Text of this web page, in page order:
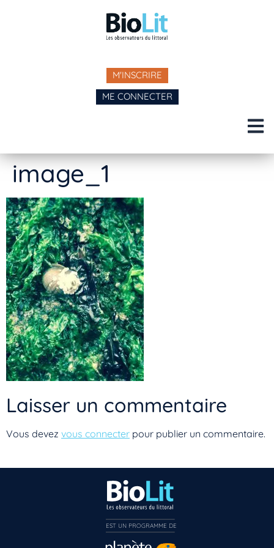
M'INSCRIRE
ME CONNECTER
image_1
Laisser un commentaire
Vous devez vous connecter pour publier un commentaire.
Vous n’êtes pas encore inscrit à Biolit ?